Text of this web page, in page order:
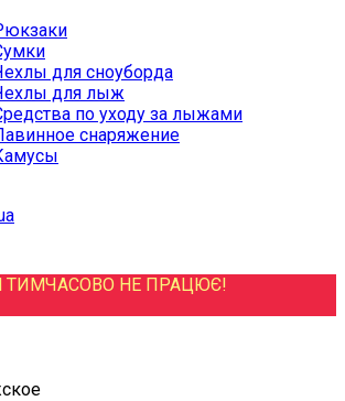
для сноуборда
для лыж
по уходу за лыжами
снаряжение
ТИМЧАСОВО НЕ ПРАЦЮЄ!